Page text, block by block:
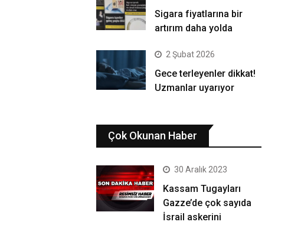
Sigara fiyatlarına bir
artırım daha yolda
2 Şubat 2026
Gece terleyenler dikkat!
Uzmanlar uyarıyor
Çok Okunan Haber
30 Aralık 2023
Kassam Tugayları
Gazze’de çok sayıda
İsrail askerini